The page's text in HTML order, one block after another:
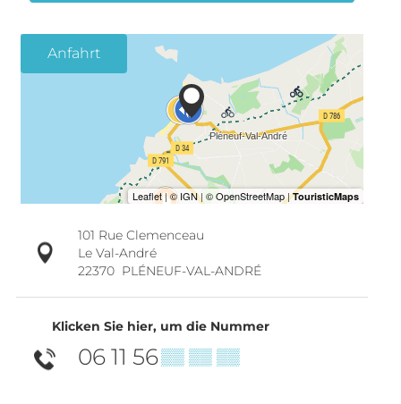
Anfahrt
101 Rue Clemenceau
Le Val-André
22370 PLÉNEUF-VAL-ANDRÉ
Klicken Sie hier, um die Nummer
06 11 56▒▒ ▒▒ ▒▒